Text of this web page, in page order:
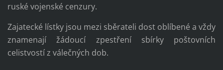
ruské vojenské cenzury.
Zajatecké lístky jsou mezi sběrateli dost oblíbené a vždy
znamenají žádoucí zpestření sbírky poštovních
celistvostí z válečných dob.